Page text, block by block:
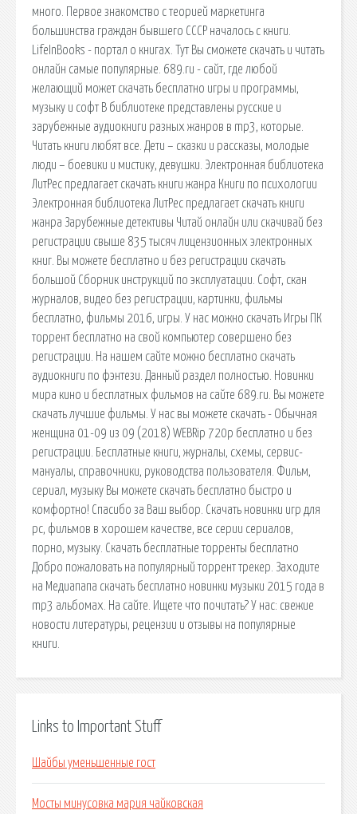
много. Первое знакомство с теорией маркетинга
большинства граждан бывшего СССР началось с книги.
LifeInBooks - портал о книгах. Тут Вы сможете скачать и читать
онлайн самые популярные. 689.ru - сайт, где любой
желающий может скачать бесплатно игры и программы,
музыку и софт В библиотеке представлены русские и
зарубежные аудиокниги разных жанров в mp3, которые.
Читать книги любят все. Дети – сказки и рассказы, молодые
люди – боевики и мистику, девушки. Электронная библиотека
ЛитРес предлагает скачать книги жанра Книги по психологии
Электронная библиотека ЛитРес предлагает скачать книги
жанра Зарубежные детективы Читай онлайн или скачивай без
регистрации свыше 835 тысяч лицензионных электронных
книг. Вы можете бесплатно и без регистрации скачать
большой Сборник инструкций по эксплуатации. Софт, скан
журналов, видео без регистрации, картинки, фильмы
бесплатно, фильмы 2016, игры. У нас можно скачать Игры ПК
торрент бесплатно на свой компьютер совершено без
регистрации. На нашем сайте можно бесплатно скачать
аудиокниги по фэнтези. Данный раздел полностью. Новинки
мира кино и бесплатных фильмов на сайте 689.ru. Вы можете
скачать лучшие фильмы. У нас вы можете скачать - Обычная
женщина 01-09 из 09 (2018) WEBRip 720p бесплатно и без
регистрации. Бесплатные книги, журналы, схемы, сервис-
мануалы, справочники, руководства пользователя. Фильм,
сериал, музыку Вы можете скачать бесплатно быстро и
комфортно! Спасибо за Ваш выбор. Скачать новинки игр для
pc, фильмов в хорошем качестве, все серии сериалов,
порно, музыку. Скачать бесплатные торренты бесплатно
Добро пожаловать на популярный торрент трекер. Заходите
на Медиапапа скачать бесплатно новинки музыки 2015 года в
mp3 альбомах. На сайте. Ищете что почитать? У нас: свежие
новости литературы, рецензии и отзывы на популярные
книги.
Links to Important Stuff
Шайбы уменьшенные гост
Мосты минусовка мария чайковская